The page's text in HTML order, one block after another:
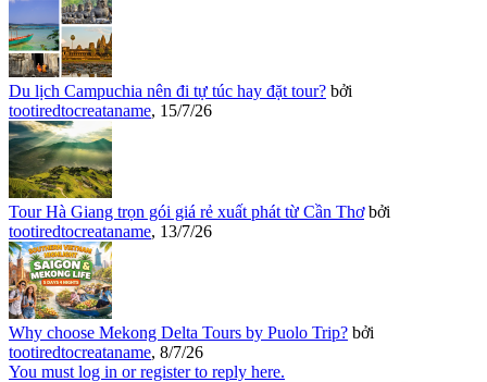
Du lịch Campuchia nên đi tự túc hay đặt tour? bởi
tootiredtocreataname, 15/7/26
Tour Hà Giang trọn gói giá rẻ xuất phát từ Cần Thơ bởi
tootiredtocreataname, 13/7/26
Why choose Mekong Delta Tours by Puolo Trip? bởi
tootiredtocreataname, 8/7/26
You must log in or register to reply here.